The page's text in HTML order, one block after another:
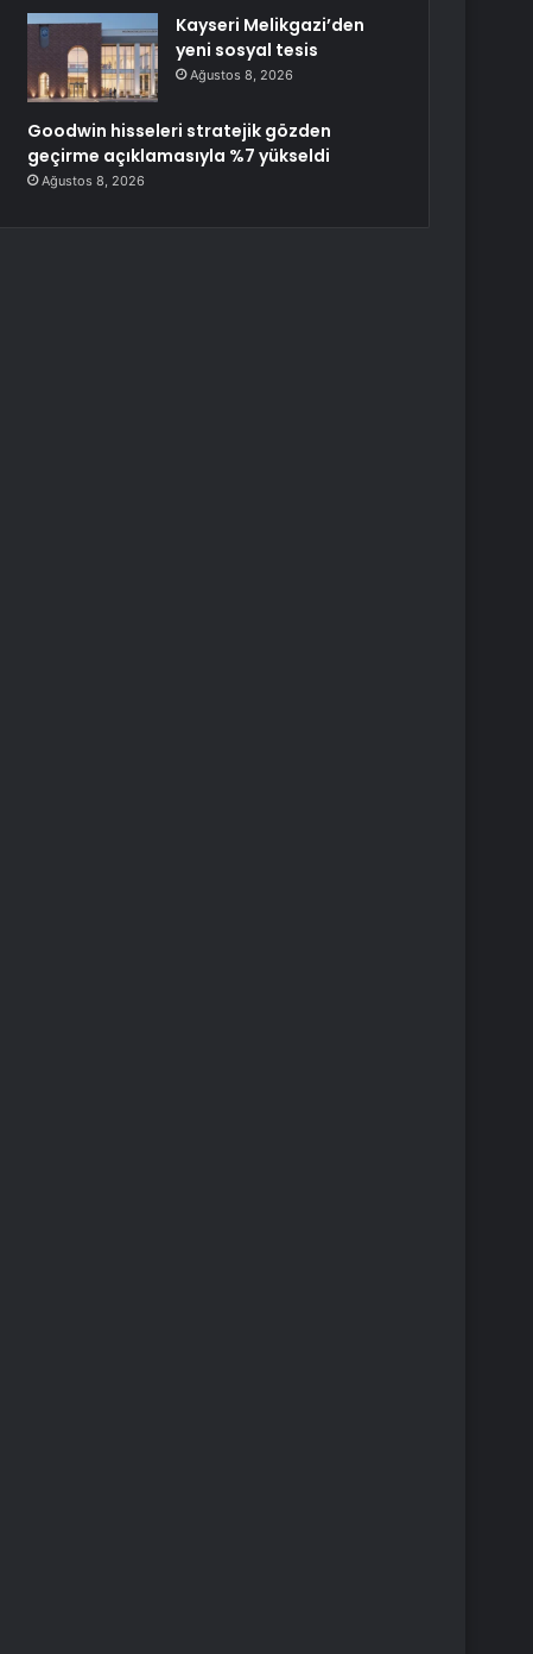
Kayseri Melikgazi’den
yeni sosyal tesis
Ağustos 8, 2026
Goodwin hisseleri stratejik gözden
geçirme açıklamasıyla %7 yükseldi
Ağustos 8, 2026